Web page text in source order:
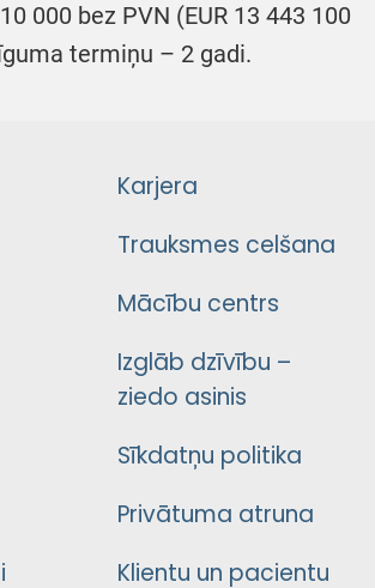
000 bez PVN (EUR 13 443 100
termiņu – 2 gadi.
Karjera
Trauksmes celšana
Mācību centrs
Izglāb dzīvību –
ziedo asinis
Sīkdatņu politika
Privātuma atruna
Klientu un pacientu